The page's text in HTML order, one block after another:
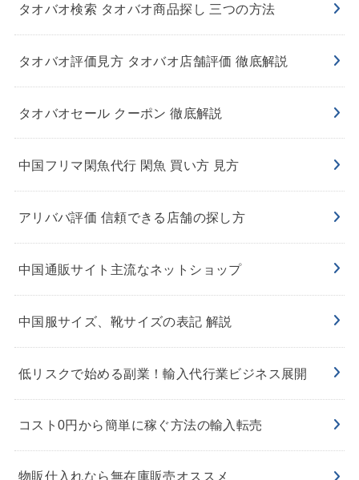
タオバオ検索 タオバオ商品探し 三つの方法
タオバオ評価見方 タオバオ店舗評価 徹底解説
タオバオセール クーポン 徹底解説
中国フリマ閑魚代行 閑魚 買い方 見方
アリババ評価 信頼できる店舗の探し方
中国通販サイト主流なネットショップ
中国服サイズ、靴サイズの表記 解説
低リスクで始める副業！輸入代行業ビジネス展開
コスト0円から簡単に稼ぐ方法の輸入転売
物販仕入れなら無在庫販売オススメ